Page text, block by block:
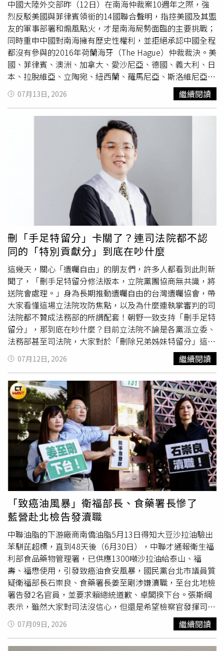
睡一覺。」《希望：末日血戰》被業界視為「今年韓影唯一
希望」。（圖／采昌提供）這部由《哭聲》名導羅泓軫打
造，屢屢刷新南韓影史紀錄的話題鉅作《希望：末日血
戰》，劇情描述一處偏遠小鎮，一則「猛虎出沒」消息，瞬
間引爆全鎮恐慌。警察哨所所長以為只是荒誕傳聞，卻在接
連發生的離奇事件當中，逐漸察覺某種超乎常理的存在，正
逐步逼近整座小鎮。此時，增援部隊因為大規模野火全面撤
離，對外通訊也徹底中斷，讓整個小鎮宛如孤島。為了保護
留下來的老人與居民，所長與警員只能死守最後防線。另一
方面，深入山區追蹤猛獸行蹤的鎮民們，卻反過來成為被獵
殺的目標。當恐懼開始蔓延、人性逐漸失控，一場源於未知
的危機，也隨之演變成一場橫跨生存、信仰與毀滅的宇宙級
…。本片將於9月4日於台灣盛大上映，台灣更將搶先全
球，成為繼南韓之後最快上映的地方。
桌椅，還差點波及老老闆娘，店家因此停業數日；今年7月
19日即將迎來天赦日、天貺日與虎爺聖誕同日的「三合一吉
日」，不少民眾依習俗會茹素祈福，不料老店卻再次在節日
前發生火警，也讓地方居民直呼巧合。創立超過70年的「蘇
天助素食店」，以筍湯、素麵及淋上特製素肉臊的米糕聞
名，是在地知名老店，蘇老闆表示，目前得面對滿目瘡痍的
災後現場，短期內無法恢復營業，重新開店時間仍待後續評
估。
中國大陸外交部昨（12日）在南海仲裁案10週年之際，強
烈反駁美國與菲律賓領銜的14國聯合聲明，指控美國及其盟
友的軍事部署和煽風點火，才是南海局勢面臨的主要挑戰；
同時重申中國對南海擁有歷史性權利，並拒絕承認中國全程
都沒有參與的2016年荷蘭海牙（The Hague）仲裁裁決。美
國、菲律賓、澳洲、加拿大、愛沙尼亞、德國、義大利、日
本、拉脫維亞、立陶宛、紐西蘭、羅馬尼亞、斯洛維尼亞及
英國，於12日發表「紀念南海仲裁案裁決」10年聯合聲
明。對此，大陸外交部當天稍晚亦發表了措辭強硬的5點聲
明回擊。聲明第一點強調，中國對南海諸島，包括東沙群
島、西沙群島、中沙群島和南沙群島擁有主權；中國南海諸
島擁有內水、領海、毗連區、專屬經濟區和大陸架；中國在
南海擁有歷史性權利。中國對南海諸島的主權和在南海的相
關權益，是在漫長的歷史過程中確立的。早在西元前2世紀
的西漢時期，中國人民就在南海航行，並在長期實踐中發現
了南海諸島。中國最早並持續、和平、有效地對南海諸島及
相關海域行使主權和管轄。南海諸島屬於中國早已成為國際
社會的普遍共識。第二點聲明指出，南海是世界上最安全的
海上通道之一，南海的航行和飛越自由從來不存在任何問
題。中國堅定維護在南海的領土主權和海洋權益，堅定維護
南海的和平穩定。針對有關國家在南海的侵權挑釁，中國採
取堅定措施捍衛自身權益，合理合法，專業克制。美國等域
外國家持續在南海強化軍力部署，橫衝直撞、煽風點火，此
種軍事化、脅迫性行徑才是當前南海局勢面臨的主要挑戰。
聲明第三點稱，陸地領土問題不屬於《聯合國海洋法公約》
調整範圍。海洋劃界爭議已被中國2006年根據《聯合國海
洋法公約》第298條作出的聲明排除出《聯合國海洋法公
約》強制爭端解決程式。在領土問題和海洋劃界爭議上，中
國不接受任何強加於中國的爭端解決方案。中國將繼續遵循
聯合國憲章確認的國際法基本原則和國際關係基本準則，包
括尊重國家主權和領土完整以及和平解決爭端原則，堅持與
直接有關當事國在尊重歷史事實的基礎上，根據國際法，通
過談判協商解決南海有關爭議，維護南海和平穩定。第四點
則表示，中國在「南海仲裁案」問題上的立場是明確的、一
貫的、堅定的。「南海仲裁案」違反「國家同意」、「約定
必須遵守」等國際法基本原則，違反《聯合國海洋法公約》
本身，更違背南海基本事實。所謂「裁決」是一張非法無效
沒有拘束力的廢紙。中國不接受、不承認該「裁決」，反對
且不接受任何基於該「裁決」的主張和行動。中國在南海的
領土主權和海洋權益任何情況下不受該「裁決」影響。聲明
第五點也強調，「裁決」出台十年來，不但沒有解決中菲涉
海問題，反而成為菲律賓擴張領土海洋聲索的工具，激化了
地區矛盾，並為域外勢力介入南海問題、攪動南海局勢提供
了藉口，已成為影響中菲關係和南海和平穩定的「絆腳
石」。如果按照「裁決」的標準，很多國家的島礁將失去主
張海洋權益的依據。試問，個別支持「裁決」的國家是否已
自願放棄本國相應島礁的海洋權益？有關國家持續炒作非法
「裁決」，與地區和平穩定的大勢不符，同地區國家和人民
謀求發展繁榮的願景相悖，其企圖注定不會得逞。我們敦促
有關國家切實尊重中國在南海的領土主權和海洋權益，停止
在南海問題上挑事生非，停止破壞南海和平穩定。另據《南
華早報》報導，北京還就此議題與東京隔空交鋒。日本外務
大臣茂木敏充發表聲明批評中國對仲裁裁決的立場，表示中
國拒絕接受2016年裁決「違反以和平方式解決爭端的原
07月13日, 2026 繼續閱讀
刪「手足特留分」卡關了？連司法院都不認
同的「特別貢獻分」到底在吵什麼
這幾天，關心「遺囑自由」的朋友們，許多人都看到此則新
聞了，「刪手足特留分修法版本，立院黨團協商無共識，將
送院會處理。」身為長期推動遺囑自由的台灣遺囑協會，帶
大家看懂這場立法院攻防焦點，以及為什麼連執掌審判的司
法院都不贊成法務部的所謂配套！朝野一致支持「刪手足特
留分」，那到底在吵什麼？目前立法院不論是各黨派立委、
法務部甚至司法院，大家對於「刪除兄弟姊妹特留分」這個
核心大方向，朝野是高度共識、一致贊成的！ 大家都認為
舊法已經完全不符合現代少子化與單身社會的現狀。之所以
會「無共識」，完全是卡在法務部這次隨之提出、想用來保
障照顧者的配套——「特別貢獻分」制度（民法第 1173 條
之 1 增訂草案）。法務部的出發點很貼心，希望鼓勵子女照
顧高齡長輩，所以增訂：如果繼承人中有對長輩進行療養看
護、提供勞務、或對財產維持有「特別貢獻」者，在分遺產
時可以多分一點。為什麼連「司法院」都不認同這個制度？
司法院代表在協商時直接點出實務上的致命傷：「特別貢
獻」在法律審判上極難舉證與量化，換言之，如果特別貢獻
制倉促上路，那麼將會是司法災難！如果通過這個制度，未
來長輩一走，法庭可能會天天上演以下爭執：• 大姐說：
「我天天幫爸爸煮飯、洗衣服，這是特別貢獻，我要多拿
200 萬！」• 弟弟反駁：「妳住家裡不用付房租，那是應
該的！我每個月出 3 萬請看護，這才叫特別貢獻！」• 妹
妹說：「我跟爸爸說台積電會大漲，爸爸賺了不少錢，對爸
爸財產增加有相當幫助，所以我貢獻最大！」若這種模糊的
「特別貢獻」從以前的溫情孝順變成一種法律上的權利，只
會變成未來手足撕裂親情、癱瘓法院的武器。因此在野黨立
委多主張應該「先把沒有爭議的手足特留分單獨刪除」，至
於特別貢獻分等複雜配套，必須退回重新討論；但執政黨立
委則與法務部立場相同，認為必須一併處理，讓弱勢手足獲
得適當的保障。
07月12日, 2026 繼續閱讀
「致癌油風暴」衛福部長、食藥署長慘了
藍營赴北檢告發瀆職
中聯油脂的下游廠商南僑油脂5月13日得知大豆沙拉油驗出
苯駢芘超標，直到48天後（6月30日），中聯才通報衛生福
利部食品藥物管理署，已供應1300噸沙拉油給泰山、福
壽、福懋使用，引發致癌油食安風暴，國民黨台北市議員質
疑衛福部長石崇良、食藥署長姜至剛涉嫌瀆職，至台北地檢
署告發2名官員，並要求賴總統道歉、卓閣揆下台。張斯綱
表示，雖然大家對司法沒信心，但還是希望檢察官發揮司法
良心，調查民進黨高官處理過程是否瀆職甚至協助湮滅證
據。鍾沛君批評主管機關監督出了大問題，現行制度只抽查
市售產品，沒查原料、源頭，也沒有及時掌握1300公噸的
07月09日, 2026 繼續閱讀